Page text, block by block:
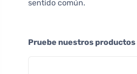
sentido común.
Pruebe nuestros